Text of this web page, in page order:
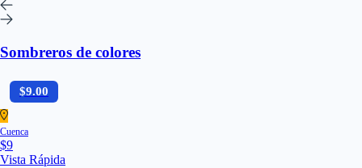
Sombreros de colores
$9.00
Cuenca
$9
Vista Rápida